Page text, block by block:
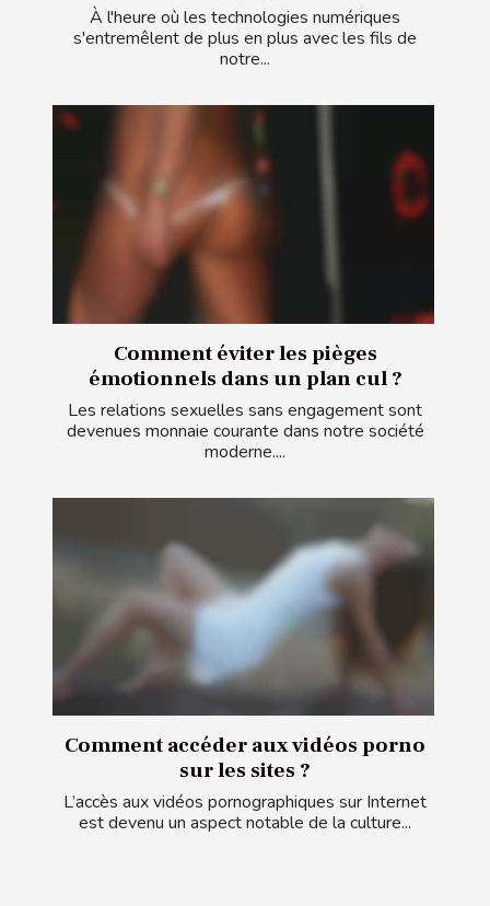
À l'heure où les technologies numériques
s'entremêlent de plus en plus avec les fils de
notre...
Comment éviter les pièges
émotionnels dans un plan cul ?
Les relations sexuelles sans engagement sont
devenues monnaie courante dans notre société
moderne....
Comment accéder aux vidéos porno
sur les sites ?
L’accès aux vidéos pornographiques sur Internet
est devenu un aspect notable de la culture...